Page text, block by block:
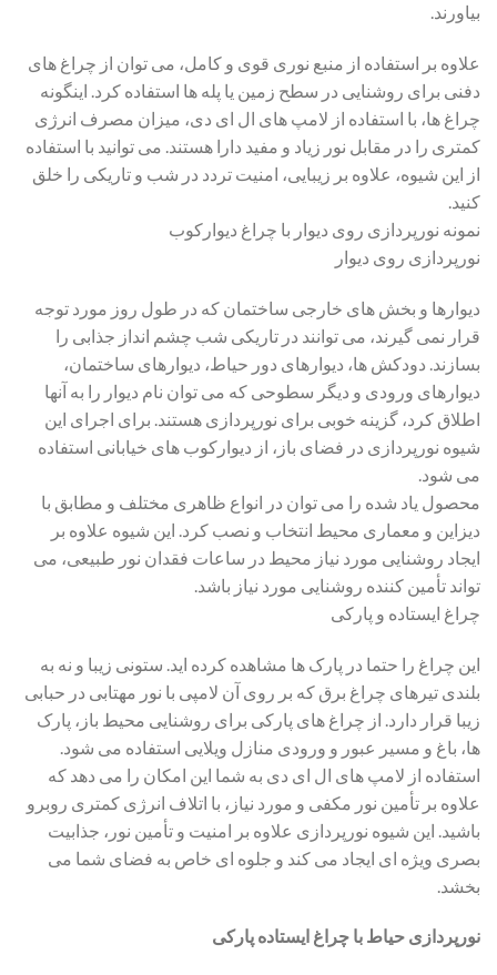
بیاورند.
علاوه بر استفاده از منبع نوری قوی و کامل، می توان از چراغ های
دفنی برای روشنایی در سطح زمین یا پله ها استفاده کرد. اینگونه
چراغ ها، با استفاده از لامپ های ال ای دی، میزان مصرف انرژی
کمتری را در مقابل نور زیاد و مفید دارا هستند. می توانید با استفاده
از این شیوه، علاوه بر زیبایی، امنیت تردد در شب و تاریکی را خلق
کنید.
نمونه نورپردازی روی دیوار با چراغ دیوارکوب
نورپردازی روی دیوار
دیوارها و بخش ‌های خارجی ساختمان که در طول روز مورد توجه
قرار نمی ‌گیرند، می ‌توانند در تاریکی شب چشم ‌انداز جذابی را
بسازند. دودکش ‌ها، دیوارهای دور حیاط، دیوارهای ساختمان،
دیوارهای ورودی و دیگر سطوحی که می توان نام دیوار را به آنها
اطلاق کرد، گزینه خوبی برای نورپردازی هستند. برای اجرای این
شیوه نورپردازی در فضای باز، از دیوارکوب های خیابانی استفاده
می شود.
محصول یاد شده را می توان در انواع ظاهری مختلف و مطابق با
دیزاین و معماری محیط انتخاب و نصب کرد. این شیوه علاوه بر
ایجاد روشنایی مورد نیاز محیط در ساعات فقدان نور طبیعی، می
تواند تأمین کننده روشنایی مورد نیاز باشد.
چراغ ایستاده و پارکی
این چراغ را حتما در پارک ها مشاهده کرده اید. ستونی زیبا و نه به
بلندی تیرهای چراغ برق که بر روی آن لامپی با نور مهتابی در حبابی
زیبا قرار دارد. از چراغ های پارکی برای روشنایی محیط باز، پارک
ها، باغ و مسیر عبور و ورودی منازل ویلایی استفاده می شود.
استفاده از لامپ های ال ای دی به شما این امکان را می دهد که
علاوه بر تأمین نور مکفی و مورد نیاز، با اتلاف انرژی کمتری روبرو
باشید. این شیوه نورپردازی علاوه بر امنیت و تأمین نور، جذابیت
بصری ویژه ای ایجاد می کند و جلوه ای خاص به فضای شما می
بخشد.
نورپردازی حیاط با چراغ ایستاده پارکی